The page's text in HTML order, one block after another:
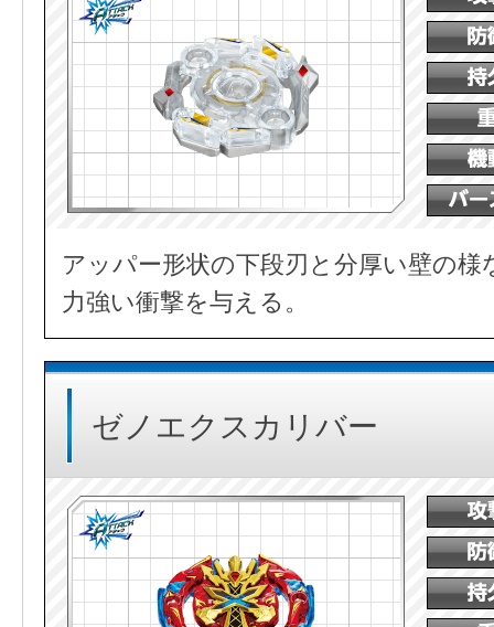
アッパー形状の下段刃と分厚い壁の
力強い衝撃を与える。
ゼノエクスカリバー